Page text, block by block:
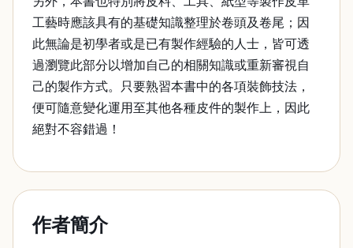
工藝時應該具有的基礎知識整理於卷頭及卷尾；因
此無論是初學者或是已有製作經驗的人士，皆可透
過瀏覽此部分以增加自己的相關知識或重新審視自
己的製作方式。只要熟習本書中的各項裝飾技法，
便可隨意變化運用至其他各種皮件的製作上，因此
絕對不容錯過！
作者簡介